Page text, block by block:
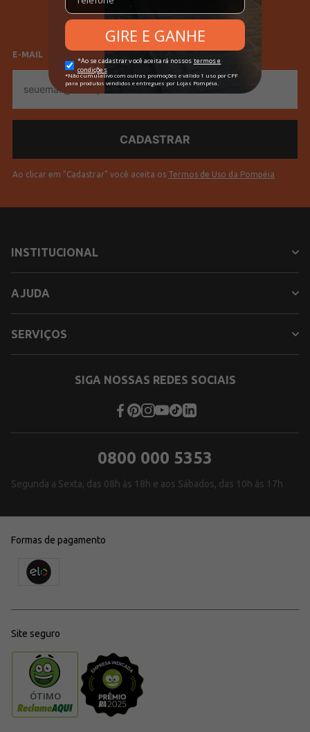
Tecido Jeans
Cores Azul
Feminino Masculino
E-MAIL
mail
Ao clicar em "Cadastrar" você aceita os Termos de Uso da Pompéia
INSTITUCIONAL
AJUDA
SERVIÇOS
SIGA NOSSAS REDES SOCIAIS
0800 000 5353
Segunda a Sexta, das 08h às 18h e aos Sábados, das 10h às 17h
Formas de pagamento
Site seguro